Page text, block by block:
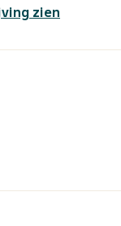
douche.
wind te
zon en zee.
GPS-
waar u
in de ACI-
zien